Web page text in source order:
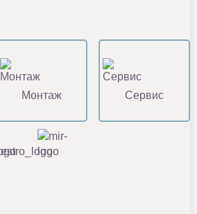
Монтаж Сервис